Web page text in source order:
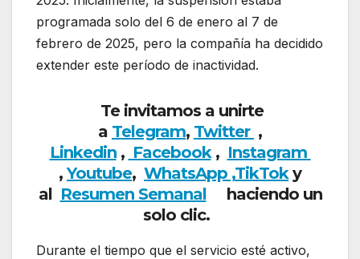
programada solo del 6 de enero al 7 de
febrero de 2025, pero la compañía ha decidido
extender este período de inactividad.
Te invitamos a unirte
a Telegram, Twitter ,
Linkedin, Facebook, Instagram
,Youtube, WhatsApp ,TikToky
al Resumen Semanalhaciendo un
solo clic.
Durante el tiempo que el servicio esté activo,